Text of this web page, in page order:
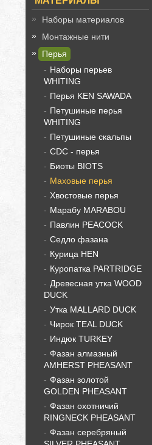
Наборы материалов
Монтажные нити
Перья
Наборы перьев
WHITING
Перья KEN SAWADA
Петушиные перья
WHITING
Петушиные скальпы
CDC - перья
Биоты BIOTS
Маховые перья
Хвостовые перья
Марабу MARABOU
Павлин PEACOCK
Седло фазана
Курица HEN
Куропатка PARTRIDGE
Древесная утка WOOD
DUCK
Утка MALLARD DUCK
Чирок TEAL DUCK
Индюк TURKEY
Фазан алмазный
AMHERST PHEASANT
Фазан золотой
GOLDEN PHEASANT
Фазан охотничий
RINGNECK PHEASANT
Фазан серебряный